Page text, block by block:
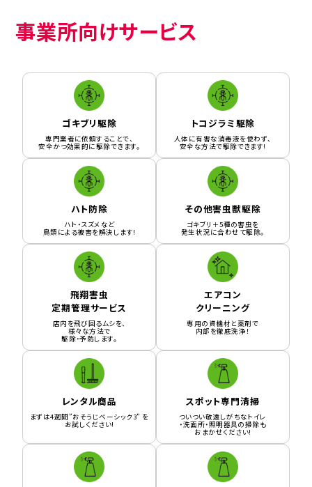
事業所向けサービス
ゴキブリ駆除
専門業者に依頼することで、
安全かつ効果的に駆除できます。
トコジラミ駆除
人体に有害な消毒液を使わず、
安全な方法で駆除できます!
ハト防除
ハト・スズメなど
鳥類による被害を解決します!
その他害虫獣駆除
ゴキブリ＋5種の害虫を
発生状況に合わせて駆除。
飛翔害虫
定期管理サービス
店内を飛び回るムシを、
様々な方法で
駆除・予防します。
エアコン
クリーニング
専用の資機材と薬剤で
内部を徹底洗浄！
レンタル商品
まずは4週間”おそうじベーシック3” を
お試しください!
スポット専門清掃
ついつい敬遠しがちなトイレ
・洗面所・照明器具の掃除も
おまかせください!